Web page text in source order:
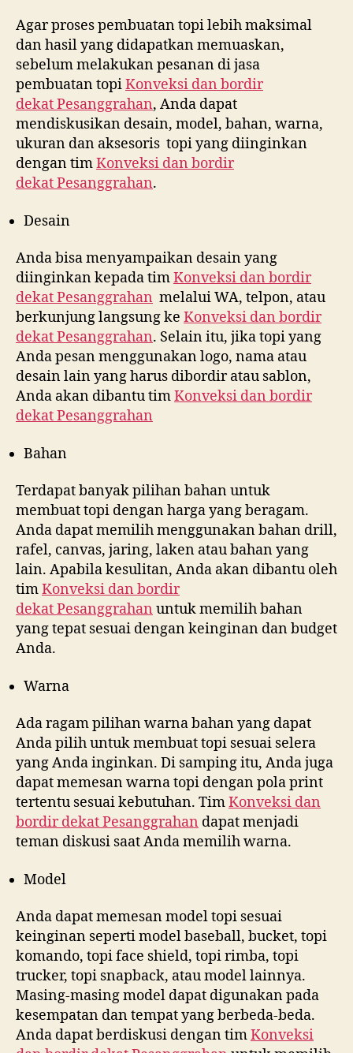
Agar proses pembuatan topi lebih maksimal
dan hasil yang didapatkan memuaskan,
sebelum melakukan pesanan di jasa
pembuatan topiKonveksi dan bordir
dekatPesanggrahan, Anda dapat
mendiskusikan desain, model, bahan, warna,
ukuran dan aksesoris topi yang diinginkan
dengan timKonveksi dan bordir
dekatPesanggrahan.
Desain
Anda bisa menyampaikan desain yang
diinginkan kepada timKonveksi dan bordir
dekatPesanggrahan melalui WA, telpon, atau
berkunjung langsung ke Konveksi dan bordir
dekatPesanggrahan. Selain itu, jika topi yang
Anda pesan menggunakan logo, nama atau
desain lain yang harus dibordir atau sablon,
Anda akan dibantu timKonveksi dan bordir
dekatPesanggrahan
Bahan
Terdapat banyak pilihan bahan untuk
membuat topi dengan harga yang beragam.
Anda dapat memilih menggunakan bahan drill,
rafel, canvas, jaring, laken atau bahan yang
lain. Apabila kesulitan, Anda akan dibantu oleh
timKonveksi dan bordir
dekatPesanggrahan untuk memilih bahan
yang tepat sesuai dengan keinginan dan budget
Anda.
Warna
Ada ragam pilihan warna bahan yang dapat
Anda pilih untuk membuat topi sesuai selera
yang Anda inginkan. Di samping itu, Anda juga
dapat memesan warna topi dengan pola print
tertentu sesuai kebutuhan. TimKonveksi dan
bordir dekatPesanggrahan dapat menjadi
teman diskusi saat Anda memilih warna.
Model
Anda dapat memesan model topi sesuai
keinginan seperti model baseball, bucket, topi
komando, topi face shield, topi rimba, topi
trucker, topi snapback, atau model lainnya.
Masing-masing model dapat digunakan pada
kesempatan dan tempat yang berbeda-beda.
Anda dapat berdiskusi dengan timKonveksi